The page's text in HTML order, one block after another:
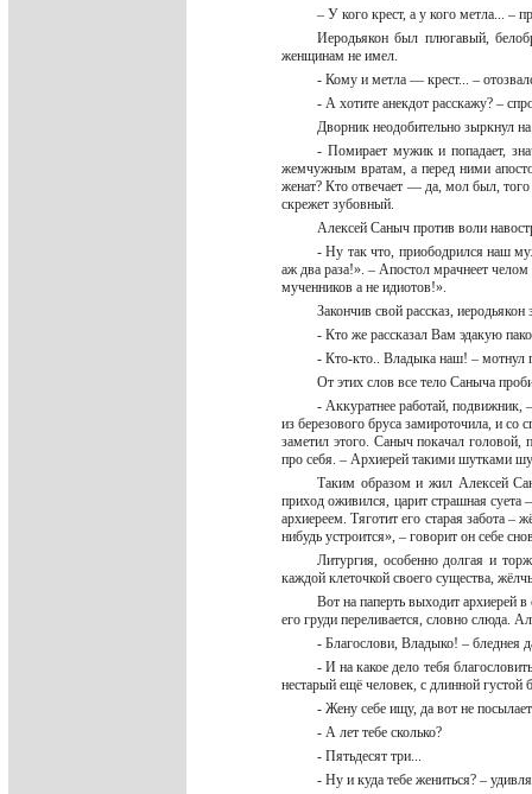
– У кого крест, а у кого метла... –
Иеродьякон был плюгавый,
женщинам не имел.
- Кому и метла — крест... –
- А хотите анекдот расскажу? –
Дворник неодобительно зыркнул
- Помирает мужик и попадает,
жемчужным вратам, а перед ними
женат? Кто отвечает — да, мол был,
скрежет зубовный.
Алексей Саныч против воли
- Ну так что, приободрился наш
аж два раза!». – Апостол мрачнеет
мученников а не идиотов!».
Закончив свой рассказ,
- Кто же рассказал Вам эдакую
- Кто-кто.. Владыка наш! – мотнул
От этих слов все тело Саныча
- Аккуратнее работай, подвижник,
из березового бруса замироточила, и
заметил этого. Саныч покачал головой,
про себя. – Архиерей такими шутками
Таким образом и жил Алексей
приход оживился, царит страшная суета
архиереем. Тяготит его старая забота
нибудь устроится», – говорит он себе
Литургия, особенно долгая и
каждой клеточкой своего существа,
Вот на паперть выходит архиерей
его груди переливается, словно слюда.
- Благослови, Владыко! – бледнея
- И на какое дело тебя
нестарый ещё человек, с длинной густой
- Жену себе ищу, да вот не
- А лет тебе сколько?
- Пятьдесят три...
- Ну и куда тебе жениться? –